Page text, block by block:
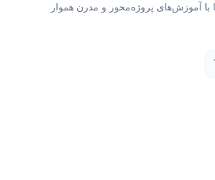
با آموزش‌های پروژه‌محور و مدرن هموار